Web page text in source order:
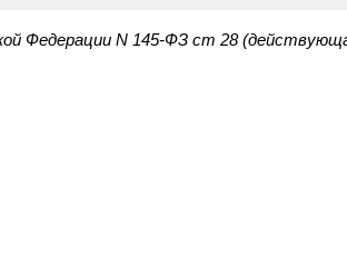
Федерации N 145-ФЗ ст 28